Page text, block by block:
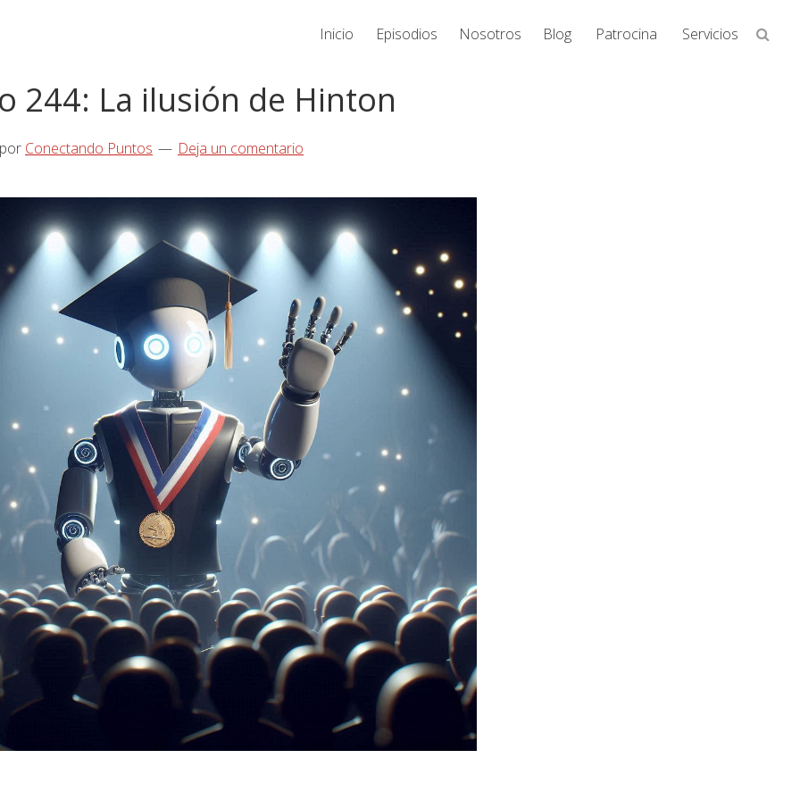
Inicio Episodios Nosotros Blog Patrocina Servicios
244: La ilusión de Hinton
por Conectando Puntos Deja un comentario